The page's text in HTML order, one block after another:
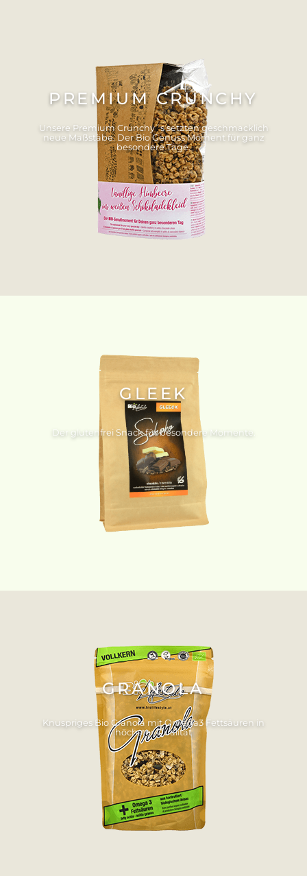
PREMIUM CRUNCHY
Unsere Premium Crunchy´s setzten geschmacklich
neue Maßstäbe. Der Bio Genuss Moment für ganz
besondere Tage.
GLEEK
Der glutenfrei Snack für besondere Momente.
GRANOLA
Knuspriges Bio Granola mit Omega3 Fettsäuren in
höchster Qualität